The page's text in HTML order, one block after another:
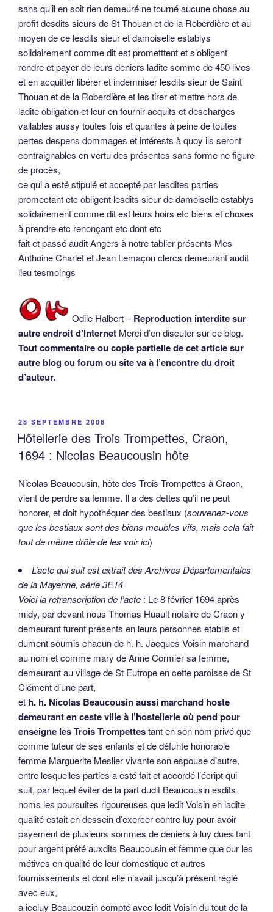
sans qu’il en soit rien demeuré ne tourné aucune chose au
profit desdits sieurs de St Thouan et de la Roberdière et au
moyen de ce lesdits sieur et damoiselle establys
solidairement comme dit est prometttent et s’obligent
rendre et payer de leurs deniers ladite somme de 450 lives
et en acquitter libérer et indemniser lesdits sieur de Saint
Thouan et de la Roberdière et les tirer et mettre hors de
ladite obligation et leur en fournir acquits et descharges
vallables aussy toutes fois et quantes à peine de toutes
pertes despens dommages et intérests à quoy ils seront
contraignables en vertu des présentes sans forme ne figure
de procès,
ce qui a esté stipulé et accepté par lesdites parties
promectant etc obligent lesdits sieur de damoiselle establys
solidairement comme dit est leurs hoirs etc biens et choses
à prendre etc renonçant etc dont etc
fait et passé audit Angers à notre tablier présents Mes
Anthoine Charlet et Jean Lemaçon clercs demeurant audit
lieu tesmoings
Odile Halbert –Reproduction interdite sur
autre endroit d’Internet Merci d’en discuter sur ce blog.
Tout commentaire ou copie partielle de cet article sur
autre blog ou forum ou site va à l’encontre du droit
d’auteur.
PUBLIÉ
LE
28 SEPTEMBRE 2008
Hôtellerie des Trois Trompettes, Craon,
1694 : Nicolas Beaucousin hôte
Nicolas Beaucousin, hôte des Trois Trompettes à Craon,
vient de perdre sa femme. Il a des dettes qu’il ne peut
honorer, et doit hypothéquer des bestiaux (souvenez-vous
que les bestiaux sont des biens meubles vifs, mais cela fait
tout de même drôle de les voir ici)
L’acte qui suit est extrait des Archives Départementales
de la Mayenne, série 3E14
Voici la retranscription de l’acte : Le 8 février 1694 après
midy, par devant nous Thomas Huault notaire de Craon y
demeurant furent présents en leurs personnes etablis et
dument soumis chacun de h. h. Jacques Voisin marchand
au nom et comme mary de Anne Cormier sa femme,
demeurant au village de St Eutrope en cette paroisse de St
Clément d’une part,
et h. h. Nicolas Beaucousin aussi marchand hoste
demeurant en ceste ville à l’hostellerie où pend pour
enseigne les Trois Trompettestant en son nom privé que
comme tuteur de ses enfants et de défunte honorable
femme Marguerite Meslier vivante son espouse d’autre,
entre lesquelles parties a esté fait et accordé l’écript qui
suit, par lequel éviter de la part dudit Beaucousin esdits
noms les poursuites rigoureuses que ledit Voisin en ladite
qualité estait en dessein d’exercer contre luy pour avoir
payement de plusieurs sommes de deniers à luy dues tant
pour argent prêté auxdits Beaucousin et femme que our les
métives en qualité de leur domestique et autres
fournissements et dont elle n’avait jusqu’à présent réglé
avec eux,
a iceluy Beaucouzin compté avec ledit Voisin du tout de la